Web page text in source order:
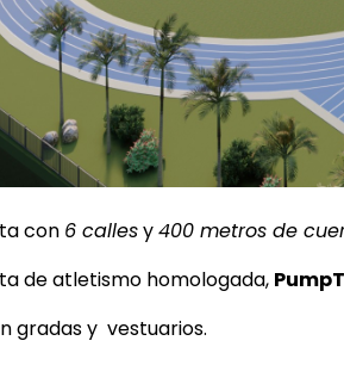
con 6 callesy400 metros de
de atletismo homologada,
gradas y vestuarios.